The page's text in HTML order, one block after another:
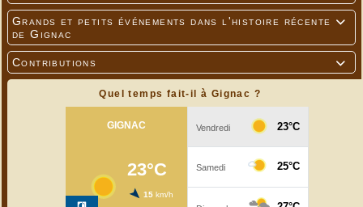

Grands et petits événements dans l'histoire récente
de Gignac

Contributions
Quel temps fait-il à Gignac ?